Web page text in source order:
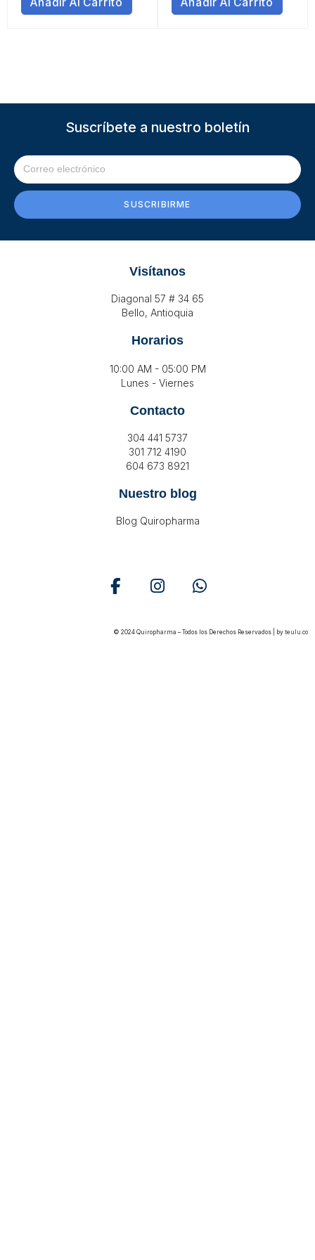
Suscríbete a nuestro boletín
SUSCRIBIRME
Visítanos
Diagonal 57 # 34 65
Bello, Antioquia
Horarios
10:00 AM - 05:00 PM
Lunes - Viernes
Contacto
304 441 5737
301 712 4190
604 673 8921
Nuestro blog
Blog Quiropharma
© 2024 Quiropharma – Todos los Derechos Reservados | by teulu.co